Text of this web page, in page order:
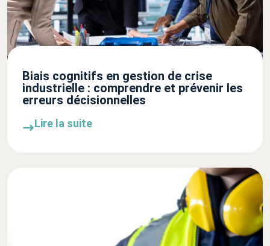
Biais cognitifs en gestion de crise
industrielle : comprendre et prévenir les
erreurs décisionnelles
Lire la suite